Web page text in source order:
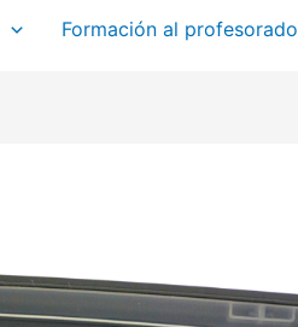
Formación al profesorado